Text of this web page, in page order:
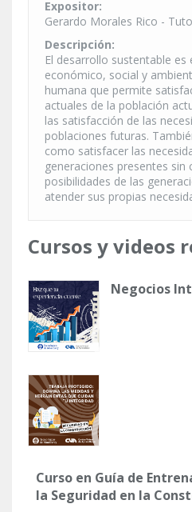
Expositor:
Gerardo Morales Rico -
Descripción:
El desarrollo sustentable es
económico, social y
humana que permite
actuales de la población
las satisfacción de las
poblaciones futuras.
como satisfacer las
generaciones presentes
posibilidades de las
atender sus propias
Cursos y videos
Negocios
Curso en Guía de
la Seguridad en la